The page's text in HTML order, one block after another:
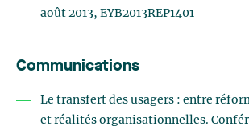
août 2013, EYB2013REP1401
Communications
Le transfert des usagers : entre
et réalités organisationnelles.